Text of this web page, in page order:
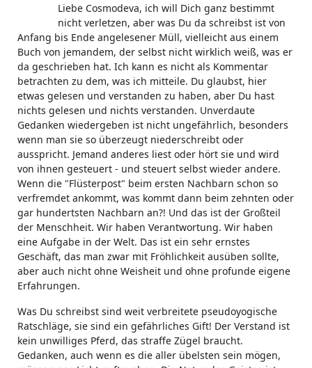
Liebe Cosmodeva, ich will Dich ganz bestimmt
nicht verletzen, aber was Du da schreibst ist von
Anfang bis Ende angelesener Müll, vielleicht aus einem
Buch von jemandem, der selbst nicht wirklich weiß, was er
da geschrieben hat. Ich kann es nicht als Kommentar
betrachten zu dem, was ich mitteile. Du glaubst, hier
etwas gelesen und verstanden zu haben, aber Du hast
nichts gelesen und nichts verstanden. Unverdaute
Gedanken wiedergeben ist nicht ungefährlich, besonders
wenn man sie so überzeugt niederschreibt oder
ausspricht. Jemand anderes liest oder hört sie und wird
von ihnen gesteuert - und steuert selbst wieder andere.
Wenn die "Flüsterpost" beim ersten Nachbarn schon so
verfremdet ankommt, was kommt dann beim zehnten oder
gar hundertsten Nachbarn an?! Und das ist der Großteil
der Menschheit. Wir haben Verantwortung. Wir haben
eine Aufgabe in der Welt. Das ist ein sehr ernstes
Geschäft, das man zwar mit Fröhlichkeit ausüben sollte,
aber auch nicht ohne Weisheit und ohne profunde eigene
Erfahrungen.
Was Du schreibst sind weit verbreitete pseudoyogische
Ratschläge, sie sind ein gefährliches Gift! Der Verstand ist
kein unwilliges Pferd, das straffe Zügel braucht.
Gedanken, auch wenn es die aller übelsten sein mögen,